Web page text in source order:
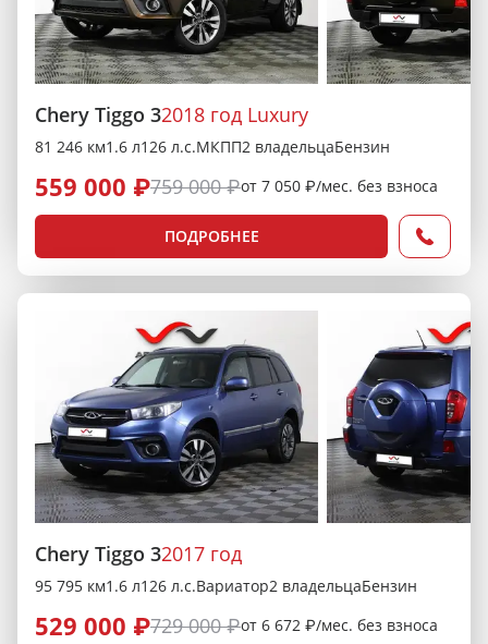
Chery Tiggo 32018 год Luxury
81 246 км1.6 л126 л.с.МКПП2 владельцаБензин
559 000 ₽759 000 ₽от 7 050 ₽/мес. без взноса
ПОДРОБНЕЕ
Chery Tiggo 32017 год
95 795 км1.6 л126 л.с.Вариатор2 владельцаБензин
529 000 ₽729 000 ₽от 6 672 ₽/мес. без взноса